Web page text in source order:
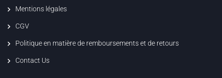
Mentions légales
CGV
Politique en matière de remboursements et de retours
Contact Us